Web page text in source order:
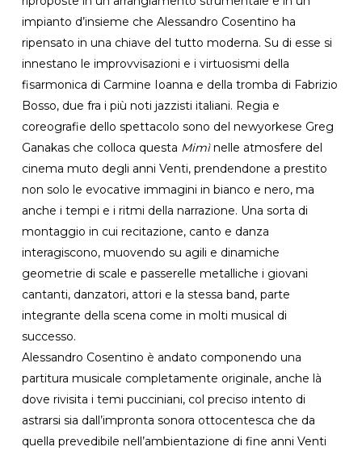
impianto d’insieme che Alessandro Cosentino ha
ripensato in una chiave del tutto moderna. Su di esse si
innestano le improvvisazioni e i virtuosismi della
fisarmonica di Carmine Ioanna e della tromba di Fabrizio
Bosso, due fra i più noti jazzisti italiani. Regia e
coreografie dello spettacolo sono del newyorkese Greg
Ganakas che colloca questa Mimìnelle atmosfere del
cinema muto degli anni Venti, prendendone a prestito
non solo le evocative immagini in bianco e nero, ma
anche i tempi e i ritmi della narrazione. Una sorta di
montaggio in cui recitazione, canto e danza
interagiscono, muovendo su agili e dinamiche
geometrie di scale e passerelle metalliche i giovani
cantanti, danzatori, attori e la stessa band, parte
integrante della scena come in molti musical di
successo.
Alessandro Cosentino è andato componendo una
partitura musicale completamente originale, anche là
dove rivisita i temi pucciniani, col preciso intento di
astrarsi sia dall’impronta sonora ottocentesca che da
quella prevedibile nell’ambientazione di fine anni Venti